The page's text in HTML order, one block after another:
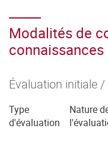
Modalités de
connaissances
Évaluation initiale
Type
d'évaluation
Nature